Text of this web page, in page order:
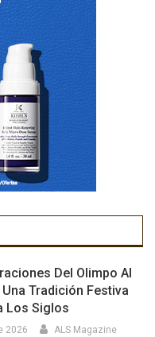
Del Olimpo Al
Tradición Festiva
Los Siglos
2026 ALS Magazine